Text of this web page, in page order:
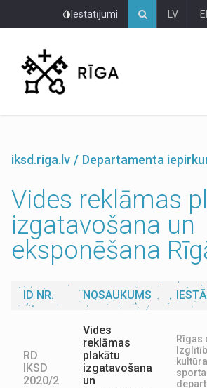
Iestatījumi LV
iksd.riga.lv Departamenta
Vides reklāmas
izgatavošana un
eksponēšana
ID NR. NOSAUKUMS
RD
IKSD
2020/2
Vides
reklāmas
plakātu
izgatavošana
un
Rīgas
sporta